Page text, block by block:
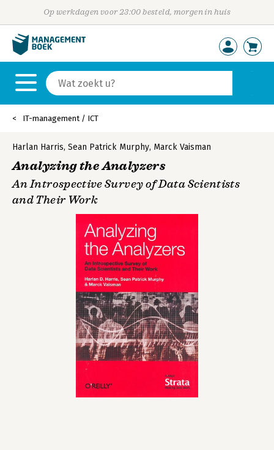
Op werkdagen voor 23:00 besteld, morgen in huis
IT-management / ICT
Harlan Harris, Sean Patrick Murphy, Marck Vaisman
Analyzing the Analyzers
An Introspective Survey of Data Scientists
and Their Work